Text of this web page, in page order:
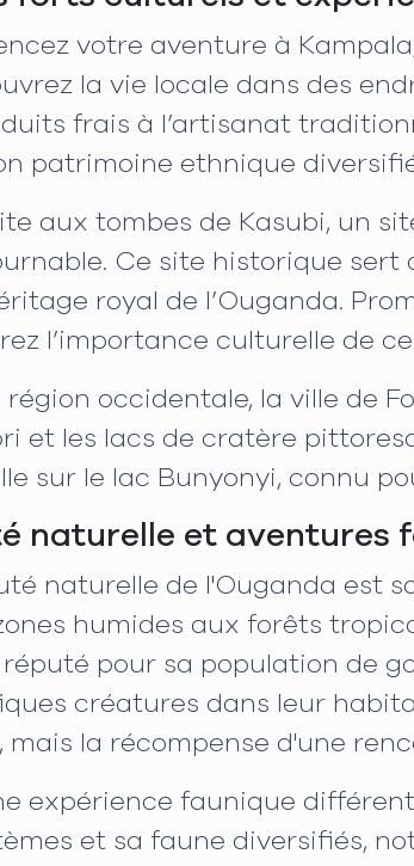
votre aventure à
la vie locale dans des
frais à l’artisanat
patrimoine ethnique
aux tombes de Kasubi, un
Ce site historique sert
royal de l’Ouganda.
l’importance culturelle de
région occidentale, la ville de
et les lacs de cratère
sur le lac Bunyonyi, connu
naturelle et aventures
naturelle de l'Ouganda est
humides aux forêts
réputé pour sa population de
créatures dans leur
mais la récompense d'une
expérience faunique
et sa faune diversifiés,